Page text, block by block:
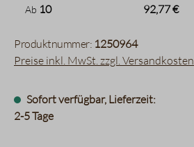
Ab 10 92,77 €
Produktnummer: 1250964
Preise inkl. MwSt. zzgl. Versandkosten
Sofort verfügbar, Lieferzeit:
2-5 Tage